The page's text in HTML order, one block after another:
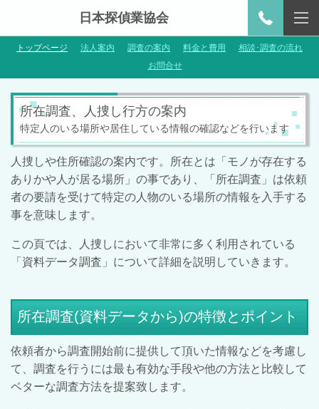
日本探偵業協会
トップページ 法人案内 調査の案内 料金と費用
相談･調査の流れ
お問合せ
所在調査、人捜し行方の案内
特定人のいる場所や居住している情報の確認などを行います
人捜しや住所確認の案内です。
所在とは「モノが存在する
ありかや人が居る場所」の事であり、「所在調査」は依頼
者の要請を受けて特定の人物のいる場所の情報を入手する
事を意味します。
この頁では、人捜しにおいて非常に多く利用されている
「資料データ調査」について詳細を説明していきます。
所在調査(資料データから)の特徴とポイント
依頼者から調査開始前に提供して頂いた情報などを考慮し
て、調査を行うには最も有効な手段や他の方法と比較して
ベターな調査方法を提案致します。